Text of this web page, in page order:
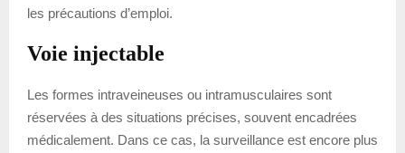
les précautions d’emploi.
Voie injectable
Les formes intraveineuses ou intramusculaires sont
réservées à des situations précises, souvent encadrées
médicalement. Dans ce cas, la surveillance est encore plus